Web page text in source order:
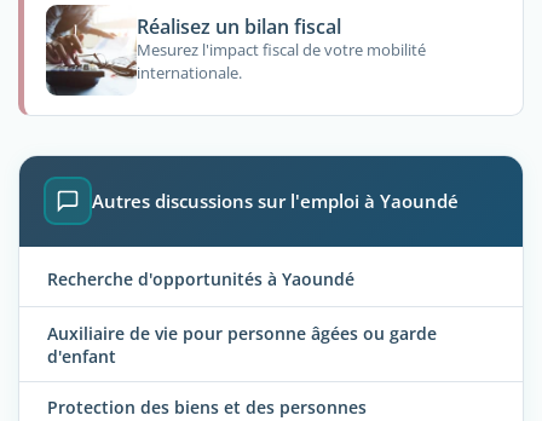
Réalisez un bilan fiscal
Mesurez l'impact fiscal de votre mobilité
internationale.
Autres discussions sur l'emploi à Yaoundé
Recherche d'opportunités à Yaoundé
Auxiliaire de vie pour personne âgées ou garde
d'enfant
Protection des biens et des personnes